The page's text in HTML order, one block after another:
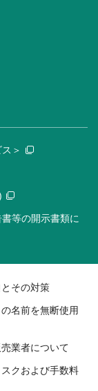
＞
等の開示書類に
その対策
の名前を無断使用
業者について
クおよび手数料